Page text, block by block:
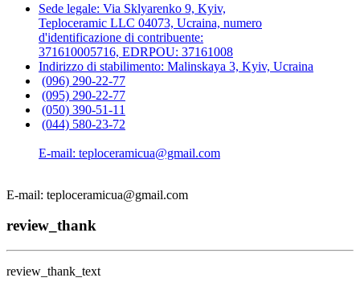
Sede legale: Via Sklyarenko 9, Kyiv,
Teploceramic LLС 04073, Ucraina, numero
d'identificazione di contribuente:
371610005716, EDRPOU: 37161008
Indirizzo di stabilimento: Malinskaya 3, Kyiv, Ucraina
(096) 290-22-77
(095) 290-22-77
(050) 390-51-11
(044) 580-23-72
E-mail: teploceramicua@gmail.com
E-mail: teploceramicua@gmail.com
review_thank
review_thank_text